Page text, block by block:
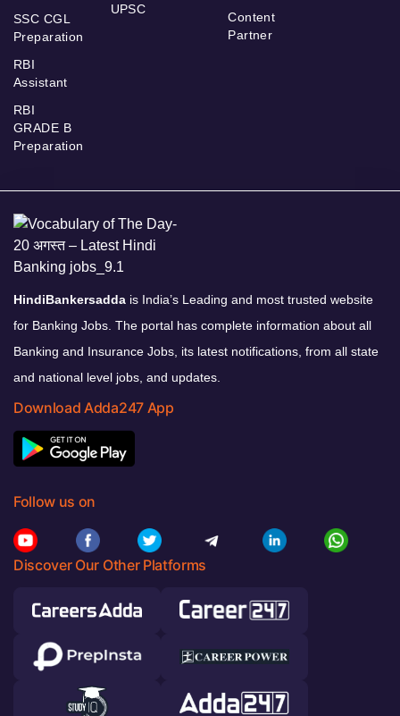
SSC CGL
Preparation
RBI
Assistant
RBI
GRADE B
Preparation
UPSC
Content
Partner
HindiBankersadda is India’s Leading and most trusted website
for Banking Jobs. The portal has complete information about all
Banking and Insurance Jobs, its latest notifications, from all state
and national level jobs, and updates.
Download Adda247 App
Follow us on
Discover Our Other Platforms